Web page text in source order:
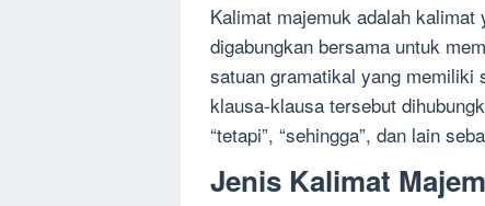
Kalimat majemuk adalah
digabungkan bersama untuk
satuan gramatikal yang memiliki
klausa-klausa tersebut
“tetapi”, “sehingga”, dan lain
Jenis Kalimat